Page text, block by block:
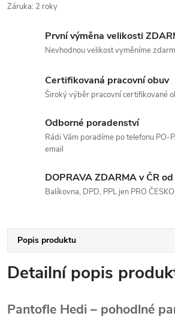
Záruka: 2 roky
První výměna velikosti
Nevhodnou velikost vyměníme
Certifikovaná pracovní obuv
Široký výběr pracovní certifikované
Odborné poradenství
Rádi Vám poradíme po telefonu PO-
email
DOPRAVA ZDARMA v ČR
Balíkovna, DPD, PPL jen PRO
Popis produktu
Detailní popis
Pantofle Hedi – pohodlné